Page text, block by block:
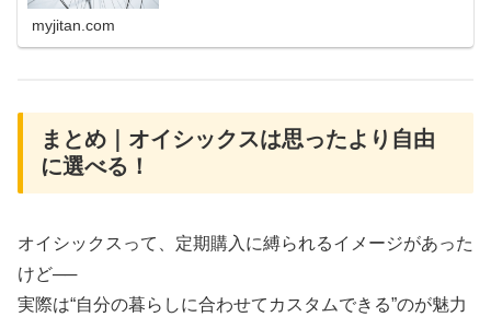
myjitan.com
まとめ｜オイシックスは思ったより自由
に選べる！
オイシックスって、定期購入に縛られるイメージがあった
けど──
実際は“自分の暮らしに合わせてカスタムできる”のが魅力